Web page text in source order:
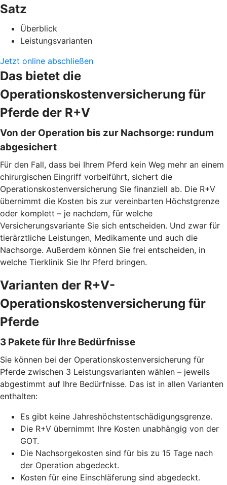
Satz
Überblick
Leistungsvarianten
Jetzt online abschließen
Das bietet die
Operationskostenversicherung für
Pferde der R+V
Von der Operation bis zur Nachsorge: rundum
abgesichert
Für den Fall, dass bei Ihrem Pferd kein Weg mehr an einem
chirurgischen Eingriff vorbeiführt, sichert die
Operationskostenversicherung Sie finanziell ab. Die R+V
übernimmt die Kosten bis zur vereinbarten Höchstgrenze
oder komplett – je nachdem, für welche
Versicherungsvariante Sie sich entscheiden. Und zwar für
tierärztliche Leistungen, Medikamente und auch die
Nachsorge. Außerdem können Sie frei entscheiden, in
welche Tierklinik Sie Ihr Pferd bringen.
Varianten der R+V-
Operationskostenversicherung für
Pferde
3 Pakete für Ihre Bedürfnisse
Sie können bei der Operationskostenversicherung für
Pferde zwischen 3 Leistungsvarianten wählen – jeweils
abgestimmt auf Ihre Bedürfnisse. Das ist in allen Varianten
enthalten:
Es gibt keine Jahreshöchstentschädigungsgrenze.
Die R+V übernimmt Ihre Kosten unabhängig von der
GOT.
Die Nachsorgekosten sind für bis zu 15 Tage nach
der Operation abgedeckt.
Kosten für eine Einschläferung sind abgedeckt.